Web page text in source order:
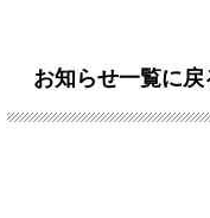
お知らせ一覧に戻